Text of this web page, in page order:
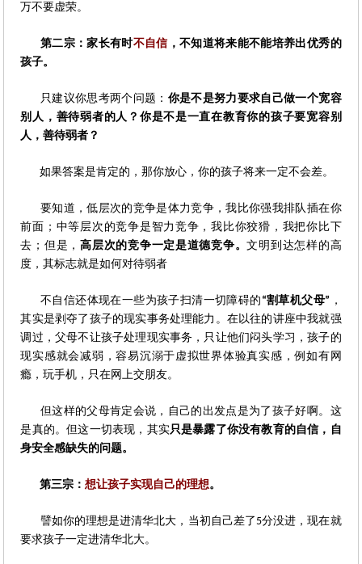
万不要虚荣。
第二宗：家长有时不自信，不知道将来能不能培养出优秀的
孩子。
只建议你思考两个问题： 你是不是努力要求自己做一个宽容
别人，善待弱者的人？你是不是一直在教育你的孩子要宽容别
人，善待弱者？
如果答案是肯定的，那你放心，你的孩子将来一定不会差。
要知道，低层次的竞争是体力竞争，我比你强我排队插在你
前面；中等层次的竞争是智力竞争，我比你狡猾，我把你比下
去；但是，高层次的竞争一定是道德竞争。文明到达怎样的高
度，其标志就是如何对待弱者
不自信还体现在一些为孩子扫清一切障碍的 “割草机父母” ，
其实是剥夺了孩子的现实事务处理能力。在以往的讲座中我就强
调过，父母不让孩子处理现实事务，只让他们闷头学习，孩子的
现实感就会减弱，容易沉溺于虚拟世界体验真实感，例如有网
瘾，玩手机，只在网上交朋友。
但这样的父母肯定会说，自己的出发点是为了孩子好啊。这
是真的。但这一切表现，其实只是暴露了你没有教育的自信，自
身安全感缺失的问题。
第三宗：想让孩子实现自己的理想。
譬如你的理想是进清华北大，当初自己差了 5分没进，现在就
要求孩子一定进清华北大。